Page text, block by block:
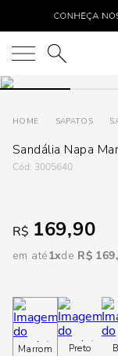
O que você está
SAPATOS
Sandália Napa
: 3005640
R$ 169,90
em até1 R$ 169,
Marrom Preto